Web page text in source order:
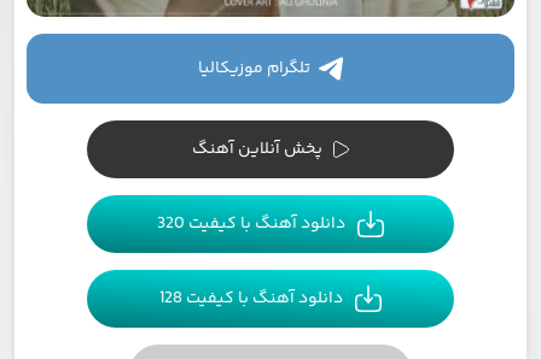
تلگرام موزیکالیا
پخش آنلاین آهنگ
دانلود آهنگ با کیفیت 320
دانلود آهنگ با کیفیت 128